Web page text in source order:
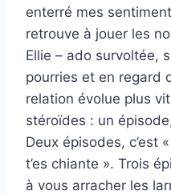
enterré mes
retrouve à jouer les
Ellie – ado survoltée,
pourries et en regard
relation évolue plus
stéroïdes : un
Deux épisodes, c’est
t’es chiante ». Trois
à vous arracher les